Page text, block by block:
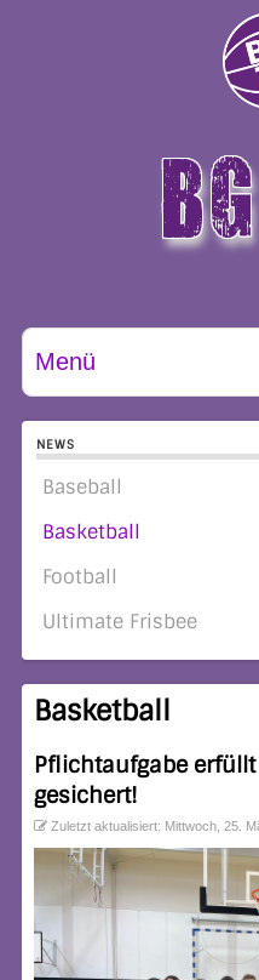
Menü
NEWS
Baseball
Basketball
Football
Ultimate Frisbee
Basketball
Pflichtaufgabe
gesichert!
Zuletzt aktualisiert: Mittwoch, 25.